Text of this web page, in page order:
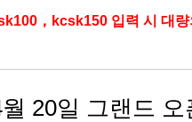
，kcsk150 입력 시 대량
연속 로그인 시 5성 관우 증
20일 그랜드 오